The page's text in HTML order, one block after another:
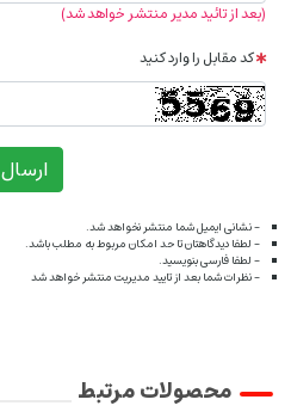
(بعد از تائید مدیر منتشر خواهد شد)
کد مقابل را وارد کنید
ارسال
- نشانی ایمیل شما منتشر نخواهد شد.
- لطفا دیدگاهتان تا حد امکان مربوط به مطلب باشد.
- لطفا فارسی بنویسید.
- نظرات شما بعد از تایید مدیریت منتشر خواهد شد
محصولات مرتبط